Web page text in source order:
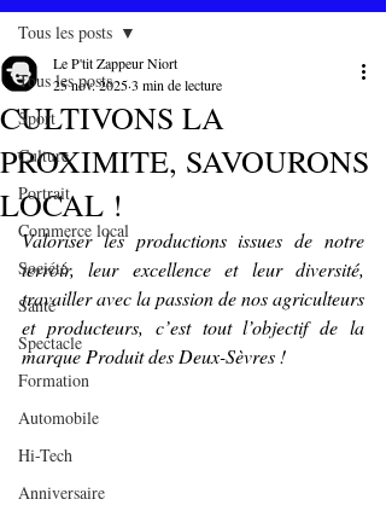
Tous les posts
Sport
Culture
Portrait
Commerce local
Société
Santé
Spectacle
Formation
Automobile
Hi-Tech
Anniversaire
Tous les posts
CULTIVONS LA
PROXIMITE, SAVOURONS
LOCAL !
Le P'tit Zappeur Niort
25 nov. 20253 min de lecture
Valoriser les productions issues de notre
terroir, leur excellence et leur diversité,
travailler avec la passion de nos agriculteurs
et producteurs, c’est tout l’objectif de la
marque Produit des Deux-Sèvres !